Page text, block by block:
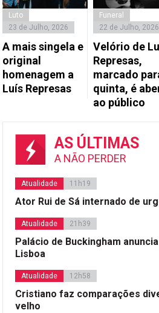
Luto
23 de Julho, 2026
A mais singela e
original
homenagem a
Luís Represas
Funeral
22 de Julho, 2026
Velório de
Represas,
marcado
quinta, é
ao público
AS ÚLTIMAS
A NÃO PERDER
Atualidade 11h19
Ator Rui de Sá internado de
Atualidade 21h39
Palácio de Buckingham
Lisboa
Atualidade 12h58
Cristiano faz comparações
velho